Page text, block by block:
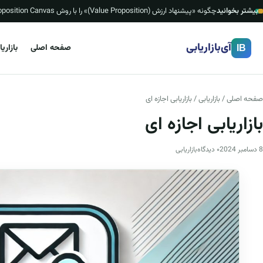
بیشتر بخوانیدچگونه «پیشنهاد ارزش (Value Proposition)» را با روش Value Proposition Canvas بسازیم؟ (چک‌لیست، قالب ۱ صفحه‌ای و نمونه‌های ایرانی)
IB آی‌بازاریابی صفحه اصلی
صفحه اصلی/بازاریابی/ بازاریابی اجازه ای
بازاریابی اجازه ای
8 دسامبر 2024 ۰ دیدگاه بازاریابی